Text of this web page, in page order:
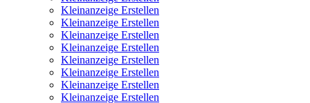
Kleinanzeige Erstellen
Kleinanzeige Erstellen
Kleinanzeige Erstellen
Kleinanzeige Erstellen
Kleinanzeige Erstellen
Kleinanzeige Erstellen
Kleinanzeige Erstellen
Kleinanzeige Erstellen